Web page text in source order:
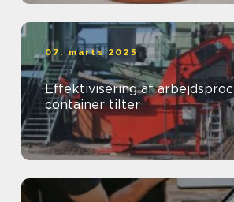
07. marts 2025
Effektivisering af
container tilter